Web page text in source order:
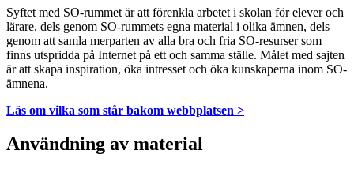
Syftet med SO-rummet är att förenkla arbetet i skolan för elever och
lärare, dels genom SO-rummets egna material i olika ämnen, dels
genom att samla merparten av alla bra och fria SO-resurser som
finns utspridda på Internet på ett och samma ställe. Målet med sajten
är att skapa inspiration, öka intresset och öka kunskaperna inom SO-
ämnena.
Läs om vilka som står bakom webbplatsen >
Användning av material